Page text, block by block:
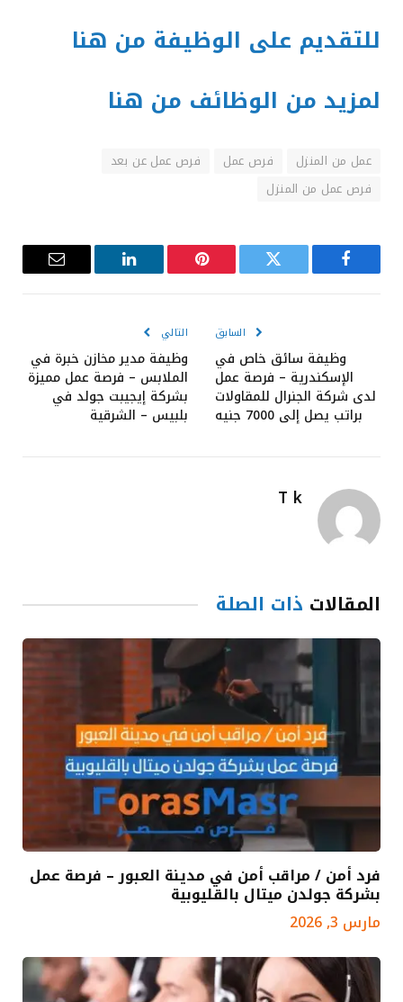
للتقديم على الوظيفة من هنا
لمزيد من الوظائف من هنا
عمل من المنزل فرص عمل
فرص عمل عن بعد
فرص عمل من المنزل
فيسبوك تويتر بينتيريست لينكدإن
البريد
السابق
وظيفة سائق خاص في
الإسكندرية – فرصة عمل
لدى شركة الجنرال للمقاولات
براتب يصل إلى 7000 جنيه
التالي
وظيفة مدير مخازن خبرة في
الملابس – فرصة عمل مميزة
بشركة إيجيبت جولد في
بلبيس – الشرقية
T k
المقالات ذات الصلة
فرد أمن / مراقب أمن في مدينة العبور – فرصة عمل
بشركة جولدن ميتال بالقليوبية
مارس 3, 2026